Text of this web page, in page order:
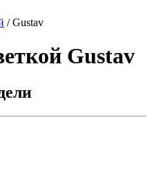
/Gustav
Gustav